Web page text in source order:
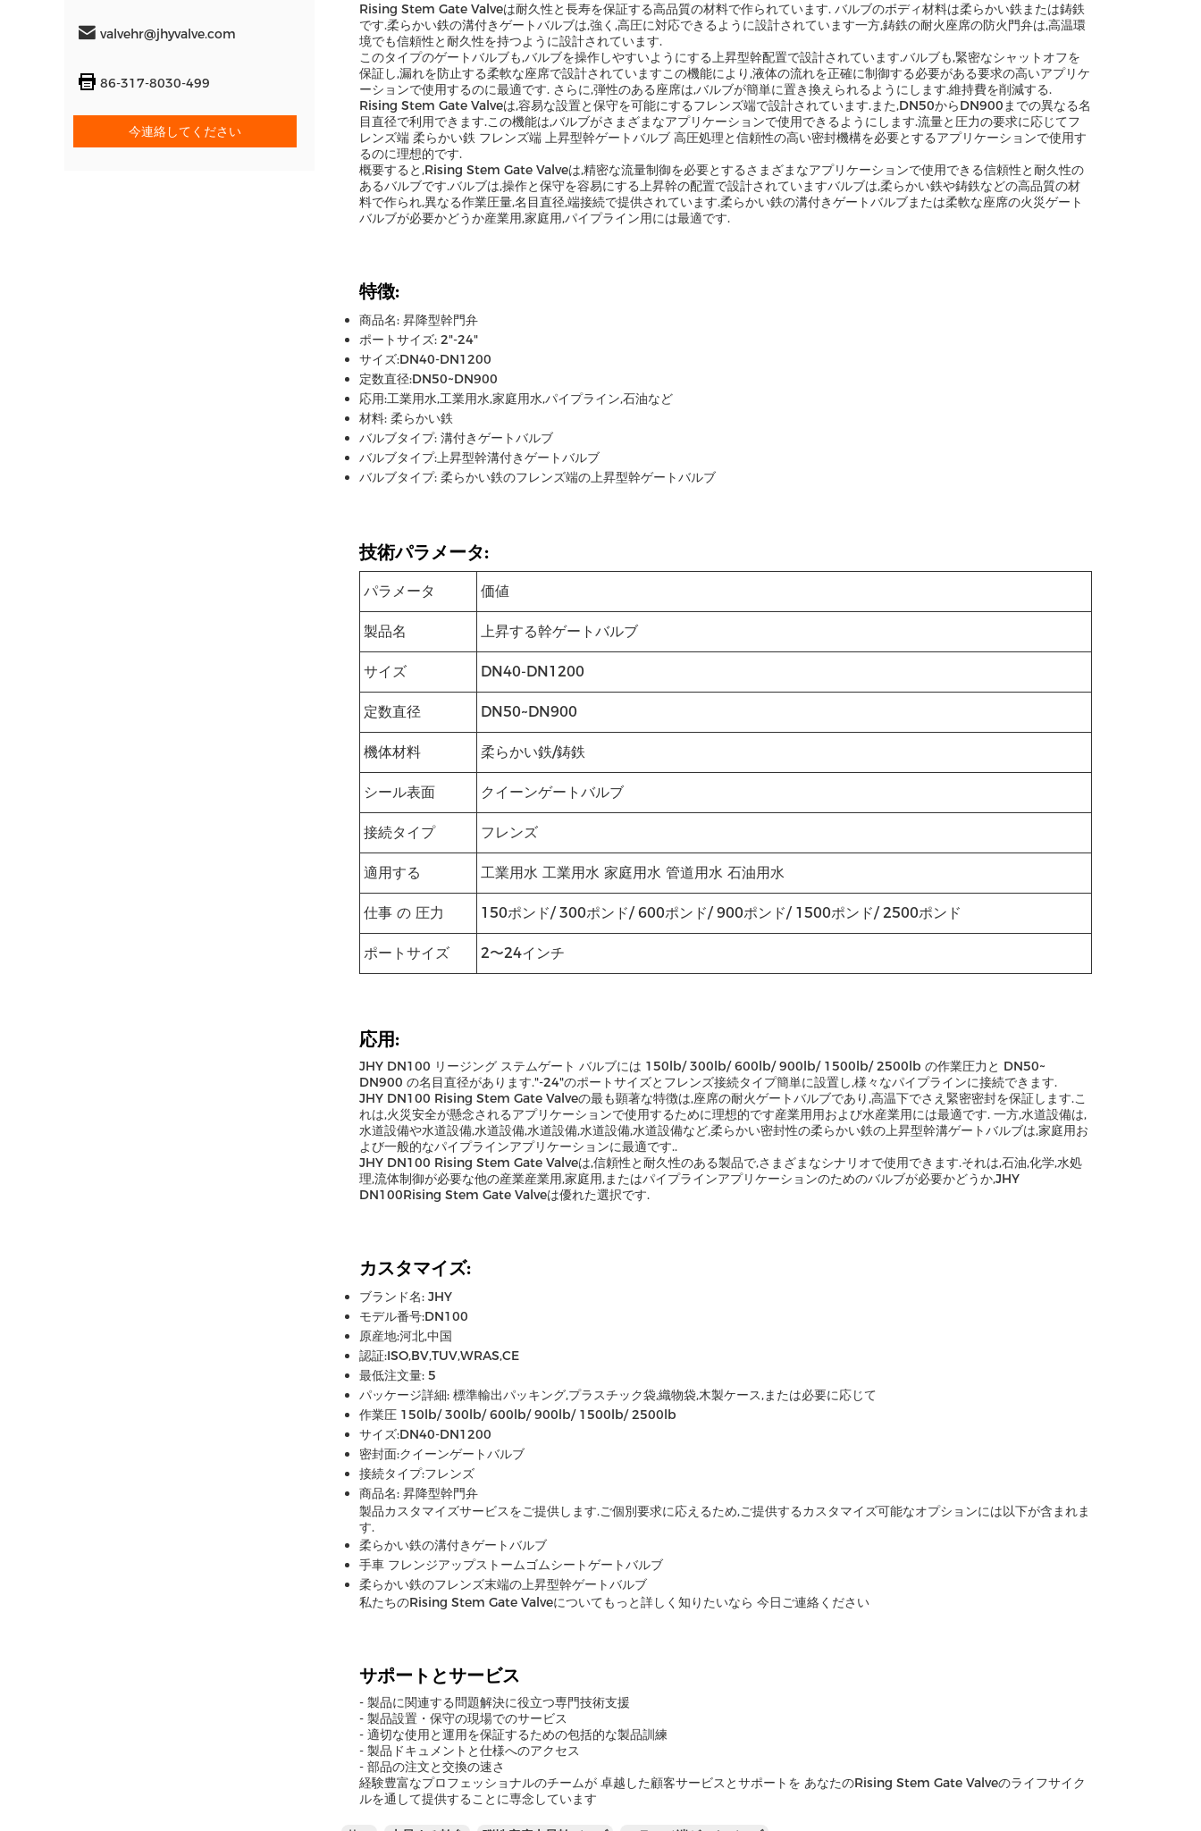
valvehr@jhyvalve.com
86-317-8030-499
今連絡してください
Rising Stem Gate Valveは耐久性と長寿を保証する高品質の材料で作られています. バルブのボディ材料は柔らかい鉄または鋳鉄
です.柔らかい鉄の溝付きゲートバルブは,強く,高圧に対応できるように設計されています一方,鋳鉄の耐火座席の防火門弁は,高温環
境でも信頼性と耐久性を持つように設計されています.
このタイプのゲートバルブも,バルブを操作しやすいようにする上昇型幹配置で設計されています.バルブも,緊密なシャットオフを
保証し,漏れを防止する柔軟な座席で設計されていますこの機能により,液体の流れを正確に制御する必要がある要求の高いアプリケ
ーションで使用するのに最適です. さらに,弾性のある座席は,バルブが簡単に置き換えられるようにします.維持費を削減する.
Rising Stem Gate Valveは,容易な設置と保守を可能にするフレンズ端で設計されています.また,DN50からDN900までの異なる名
目直径で利用できます.この機能は,バルブがさまざまなアプリケーションで使用できるようにします.流量と圧力の要求に応じてフ
レンズ端 柔らかい鉄 フレンズ端 上昇型幹ゲートバルブ 高圧処理と信頼性の高い密封機構を必要とするアプリケーションで使用す
るのに理想的です.
概要すると,Rising Stem Gate Valveは,精密な流量制御を必要とするさまざまなアプリケーションで使用できる信頼性と耐久性の
あるバルブです.バルブは,操作と保守を容易にする上昇幹の配置で設計されていますバルブは,柔らかい鉄や鋳鉄などの高品質の材
料で作られ,異なる作業圧量,名目直径,端接続で提供されています.柔らかい鉄の溝付きゲートバルブまたは柔軟な座席の火災ゲート
バルブが必要かどうか産業用,家庭用,パイプライン用には最適です.
特徴:
商品名: 昇降型幹門弁
ポートサイズ: 2"-24"
サイズ:DN40-DN1200
定数直径:DN50~DN900
応用:工業用水,工業用水,家庭用水,パイプライン,石油など
材料: 柔らかい鉄
バルブタイプ: 溝付きゲートバルブ
バルブタイプ:上昇型幹溝付きゲートバルブ
バルブタイプ: 柔らかい鉄のフレンズ端の上昇型幹ゲートバルブ
技術パラメータ:
パラメータ 価値
製品名 上昇する幹ゲートバルブ
サイズ DN40-DN1200
定数直径 DN50~DN900
機体材料 柔らかい鉄/鋳鉄
シール表面 クイーンゲートバルブ
接続タイプ フレンズ
適用する 工業用水 工業用水 家庭用水 管道用水 石油用水
仕事 の 圧力 150ポンド/ 300ポンド/ 600ポンド/ 900ポンド/ 1500ポンド/ 2500ポンド
ポートサイズ 2〜24インチ
応用:
JHY DN100 リージング ステムゲート バルブには 150lb/ 300lb/ 600lb/ 900lb/ 1500lb/ 2500lb の作業圧力と DN50~
DN900 の名目直径があります."-24"のポートサイズとフレンズ接続タイプ簡単に設置し,様々なパイプラインに接続できます.
JHY DN100 Rising Stem Gate Valveの最も顕著な特徴は,座席の耐火ゲートバルブであり,高温下でさえ緊密密封を保証します.こ
れは,火災安全が懸念されるアプリケーションで使用するために理想的です産業用用および水産業用には最適です. 一方,水道設備は,
水道設備や水道設備,水道設備,水道設備,水道設備,水道設備など,柔らかい密封性の柔らかい鉄の上昇型幹溝ゲートバルブは,家庭用お
よび一般的なパイプラインアプリケーションに最適です..
JHY DN100 Rising Stem Gate Valveは,信頼性と耐久性のある製品で,さまざまなシナリオで使用できます.それは,石油,化学,水処
理,流体制御が必要な他の産業産業用,家庭用,またはパイプラインアプリケーションのためのバルブが必要かどうか,JHY
DN100Rising Stem Gate Valveは優れた選択です.
カスタマイズ:
ブランド名: JHY
モデル番号:DN100
原産地:河北,中国
認証:ISO,BV,TUV,WRAS,CE
最低注文量: 5
パッケージ詳細: 標準輸出パッキング,プラスチック袋,織物袋,木製ケース,または必要に応じて
作業圧 150lb/ 300lb/ 600lb/ 900lb/ 1500lb/ 2500lb
サイズ:DN40-DN1200
密封面:クイーンゲートバルブ
接続タイプ:フレンズ
商品名: 昇降型幹門弁
製品カスタマイズサービスをご提供します.ご個別要求に応えるため,ご提供するカスタマイズ可能なオプションには以下が含まれま
す.
柔らかい鉄の溝付きゲートバルブ
手車 フレンジアップストームゴムシートゲートバルブ
柔らかい鉄のフレンズ末端の上昇型幹ゲートバルブ
私たちのRising Stem Gate Valveについてもっと詳しく知りたいなら 今日ご連絡ください
サポートとサービス
- 製品に関連する問題解決に役立つ専門技術支援
- 製品設置・保守の現場でのサービス
- 適切な使用と運用を保証するための包括的な製品訓練
- 製品ドキュメントと仕様へのアクセス
- 部品の注文と交換の速さ
経験豊富なプロフェッショナルのチームが 卓越した顧客サービスとサポートを あなたのRising Stem Gate Valveのライフサイク
ルを通して提供することに専念しています